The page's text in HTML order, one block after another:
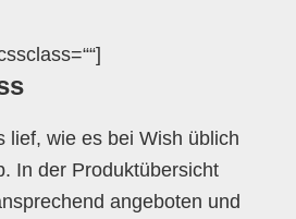
lief, wie es bei Wish üblich
In der Produktübersicht
angeboten und